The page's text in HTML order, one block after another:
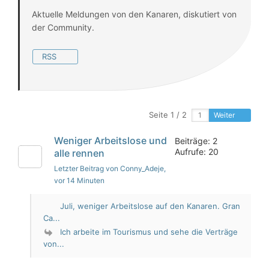
Aktuelle Meldungen von den Kanaren, diskutiert von
der Community.
RSS
Seite 1 / 2 Weiter
Weniger Arbeitslose und
alle rennen
Letzter Beitrag von Conny_Adeje,
vor 14 Minuten
Beiträge: 2
Aufrufe: 20
Juli, weniger Arbeitslose auf den Kanaren. Gran
Ca...
Ich arbeite im Tourismus und sehe die Verträge
von...